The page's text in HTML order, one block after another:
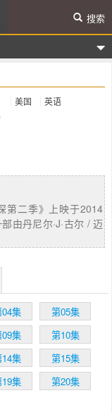
搜索
美国
英语
第二季》上映于2014
由丹尼尔·J·古尔 / 迈
集
第05集
集
第10集
集
第15集
集
第20集